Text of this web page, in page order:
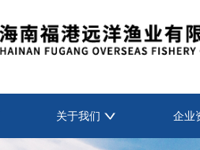
关于我们 企业